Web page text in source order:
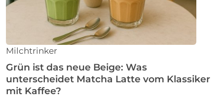
Milchtrinker
Grün ist das neue Beige: Was
unterscheidet Matcha Latte vom Klassiker
mit Kaffee?